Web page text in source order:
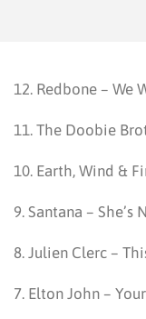
12. Redbone – We
11. The Doobie
10. Earth, Wind &
9. Santana – She’s
8. Julien Clerc –
7. Elton John –